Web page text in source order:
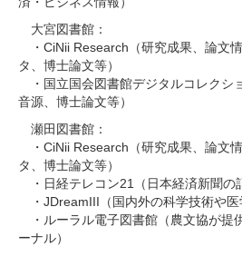
大宮図書館：
・CiNii Research（研究成果、論文
タ、博士論文等）
・国立国会図書館デジタルコレクシ
音源、博士論文等）
瀬田図書館：
・CiNii Research（研究成果、論文
タ、博士論文等）
・日経テレコン21（日本経済新聞の
・JDreamIII（国内外の科学技術や医
・ルーラル電子図書館（農文協が提
ーナル）